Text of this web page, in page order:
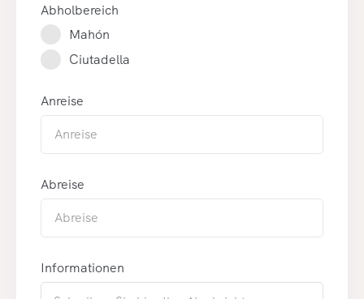
Abholbereich
Mahón
Ciutadella
Anreise
Abreise
Informationen